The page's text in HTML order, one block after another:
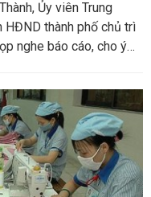
Ủy viên Trung
HĐND thành phố chủ trì
nghe báo cáo, cho ý
hỗ trợ người dân gặp
lãnh đạo một số sở,